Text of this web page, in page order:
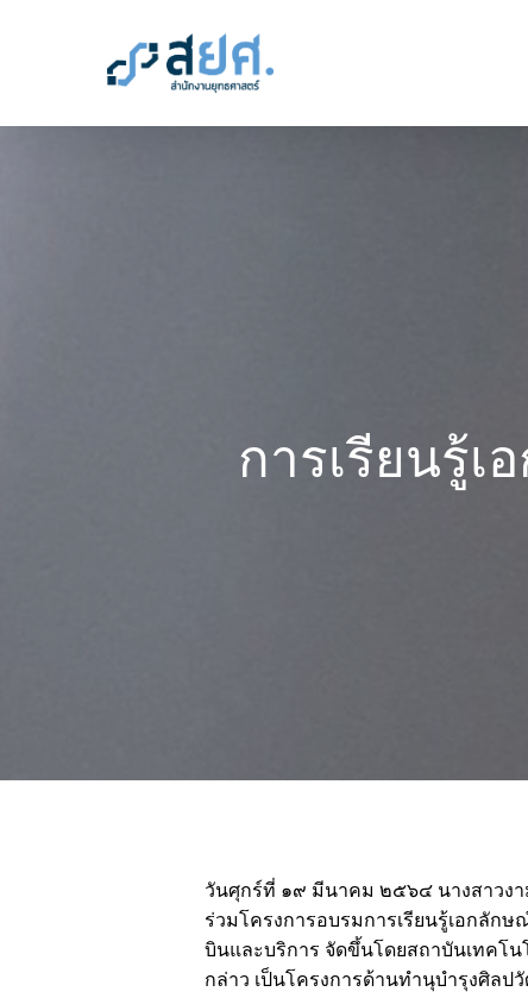
การเรียนรู้
วันศุกร์ที่ ๑๙ มีนาคม ๒๕๖๔ นางสาวง
ร่วมโครงการอบรมการเรียนรู้เอกลัก
บินและบริการ จัดขึ้นโดยสถาบันเทคโน
กล่าว เป็นโครงการด้านทำนุบำรุงศิล